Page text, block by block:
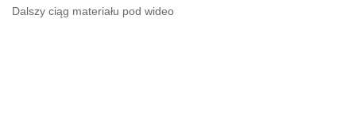
Dalszy ciąg materiału pod wideo